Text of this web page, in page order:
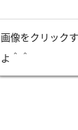
画像をクリック
よ＾＾